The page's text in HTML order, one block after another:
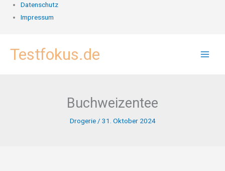
Datenschutz
Impressum
InhaltTestfokus.de
Buchweizentee
Drogerie/ 31. Oktober 2024